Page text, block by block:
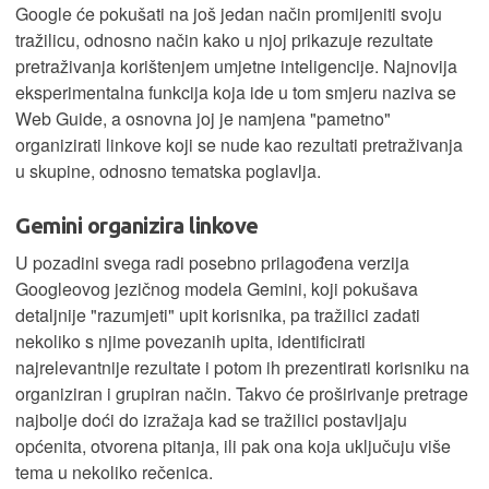
Google će pokušati na još jedan način promijeniti svoju
tražilicu, odnosno način kako u njoj prikazuje rezultate
pretraživanja korištenjem umjetne inteligencije. Najnovija
eksperimentalna funkcija koja ide u tom smjeru naziva se
Web Guide, a osnovna joj je namjena "pametno"
organizirati linkove koji se nude kao rezultati pretraživanja
u skupine, odnosno tematska poglavlja.
Gemini organizira linkove
U pozadini svega radi posebno prilagođena verzija
Googleovog jezičnog modela Gemini, koji pokušava
detaljnije "razumjeti" upit korisnika, pa tražilici zadati
nekoliko s njime povezanih upita, identificirati
najrelevantnije rezultate i potom ih prezentirati korisniku na
organiziran i grupiran način. Takvo će proširivanje pretrage
najbolje doći do izražaja kad se tražilici postavljaju
općenita, otvorena pitanja, ili pak ona koja uključuju više
tema u nekoliko rečenica.